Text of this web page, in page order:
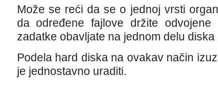
Može se reći da se o jednoj vrsti
da određene fajlove držite
zadatke obavljate na jednom delu
Podela hard diska na ovakav način
je jednostavno uraditi.